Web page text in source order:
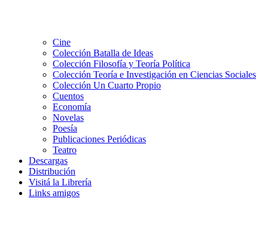
Cine
Colección Batalla de Ideas
Colección Filosofía y Teoría Política
Colección Teoría e Investigación en Ciencias Sociales
Colección Un Cuarto Propio
Cuentos
Economía
Novelas
Poesía
Publicaciones Periódicas
Teatro
Descargas
Distribución
Visitá la Librería
Links amigos